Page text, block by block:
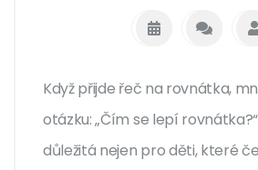
Když přijde řeč na rovnátka,
otázku: „Čím se lepí
důležitá nejen pro děti, které